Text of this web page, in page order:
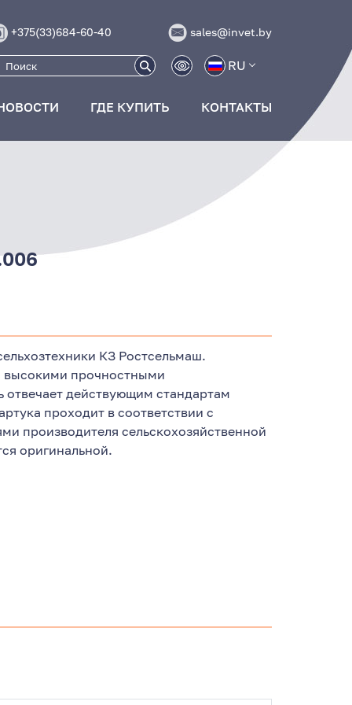
+375(33)684-60-40 sales@invet.by
RU
ГДЕ КУПИТЬ КОНТАКТЫ
КЗ Ростсельмаш.
высокими прочностными
отвечает действующим стандартам
проходит в соответствии с
производителя сельскохозяйственной
оригинальной.